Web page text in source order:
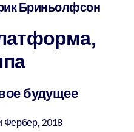
Бриньолфсон
будущее
Фербер, 2018